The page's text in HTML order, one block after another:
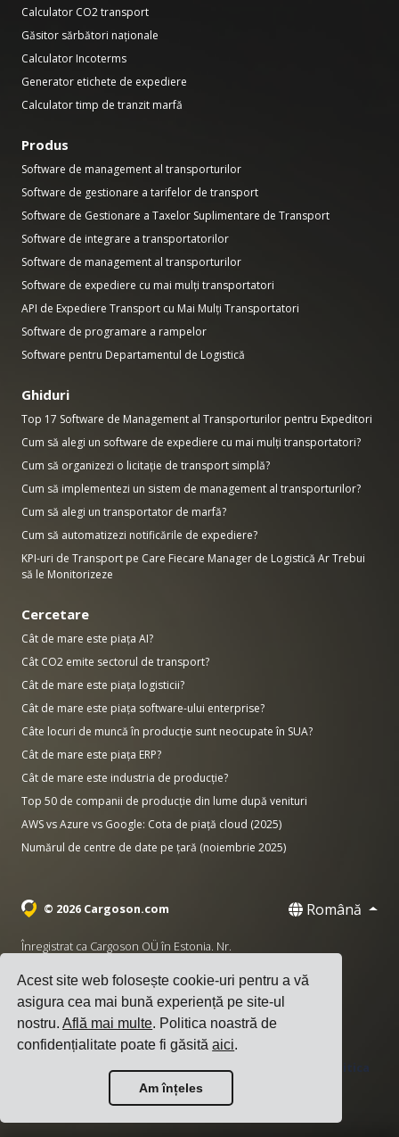
Acest site web folosește cookie-uri pentru a vă
asigura cea mai bună experiență pe site-ul
nostru.Află mai multe. Politica noastră de
confidențialitate poate fi găsităaici.
Am înțeles
Calculator CO2 transport
Găsitor sărbători naționale
Calculator Incoterms
Generator etichete de expediere
Calculator timp de tranzit marfă
Produs
Software de management al transporturilor
Software de gestionare a tarifelor de transport
Software de Gestionare a Taxelor Suplimentare de Transport
Software de integrare a transportatorilor
Software de management al transporturilor
Software de expediere cu mai mulți transportatori
API de Expediere Transport cu Mai Mulți Transportatori
Software de programare a rampelor
Software pentru Departamentul de Logistică
Ghiduri
Top 17 Software de Management al Transporturilor pentru Expeditori
Cum să alegi un software de expediere cu mai mulți transportatori?
Cum să organizezi o licitație de transport simplă?
Cum să implementezi un sistem de management al transporturilor?
Cum să alegi un transportator de marfă?
Cum să automatizezi notificările de expediere?
KPI-uri de Transport pe Care Fiecare Manager de Logistică Ar Trebui
să le Monitorizeze
Cercetare
Cât de mare este piața AI?
Cât CO2 emite sectorul de transport?
Cât de mare este piața logisticii?
Cât de mare este piața software-ului enterprise?
Câte locuri de muncă în producție sunt neocupate în SUA?
Cât de mare este piața ERP?
Cât de mare este industria de producție?
Top 50 de companii de producție din lume după venituri
AWS vs Azure vs Google: Cota de piață cloud (2025)
Numărul de centre de date pe țară (noiembrie 2025)
© 2026 Cargoson.com Română
Înregistrat ca Cargoson OÜ în Estonia. Nr.
Sediu: Pärnu mnt. 141, 11314 Tallinn, Estonia
+372 5555 0028·hello@cargoson.com
Termeni și Condiții|Politica de Confidențialitate
Politica